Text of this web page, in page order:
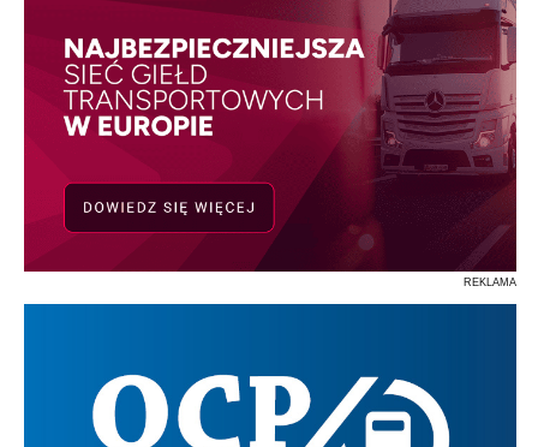
REKLAMA